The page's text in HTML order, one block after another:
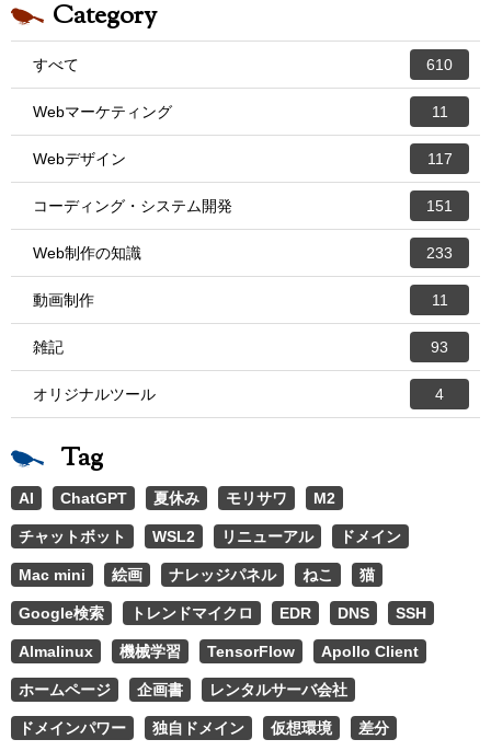
Category
すべて 610
Webマーケティング 11
Webデザイン 117
コーディング・システム開発 151
Web制作の知識 233
動画制作 11
雑記 93
オリジナルツール 4
Tag
AI ChatGPT 夏休み モリサワ M2
チャットボット WSL2 リニューアル ドメイン
Mac mini 絵画 ナレッジパネル ねこ 猫
Google検索 トレンドマイクロ EDR DNS SSH
Almalinux 機械学習 TensorFlow Apollo Client
ホームページ 企画書 レンタルサーバ会社
ドメインパワー 独自ドメイン 仮想環境 差分